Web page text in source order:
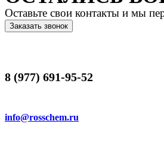
Оставьте свои контакты и мы
Заказать звонок
8 (977) 691-95-52
info@rosschem.ru